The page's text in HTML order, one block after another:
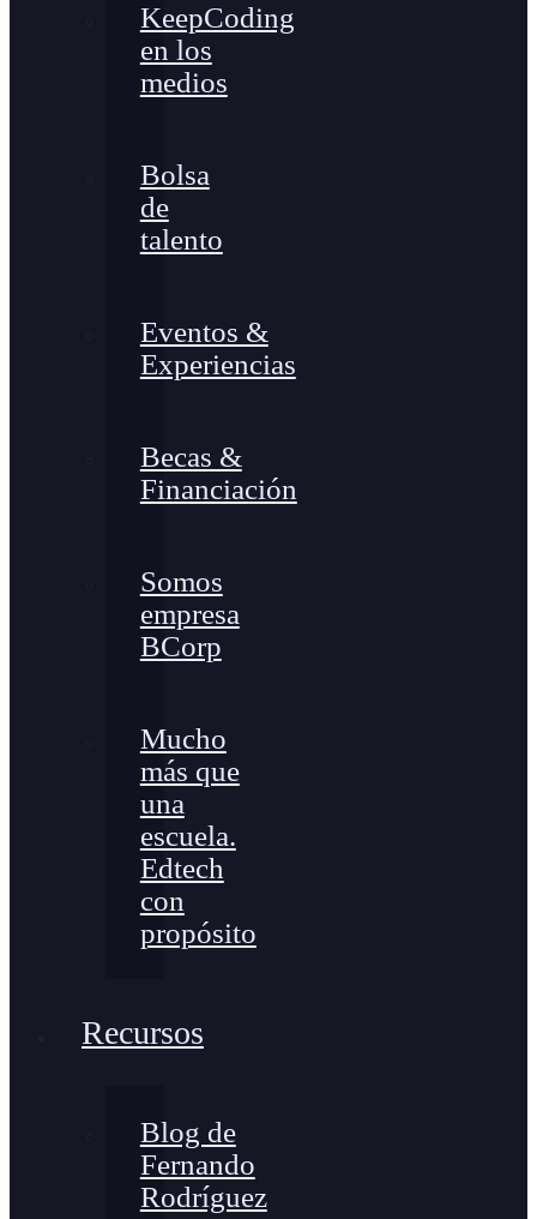
KeepCoding
en los
medios
Bolsa
de
talento
Eventos &
Experiencias
Becas &
Financiación
Somos
empresa
BCorp
Mucho
más que
una
escuela.
Edtech
con
propósito
Recursos
Blog de
Fernando
Rodríguez